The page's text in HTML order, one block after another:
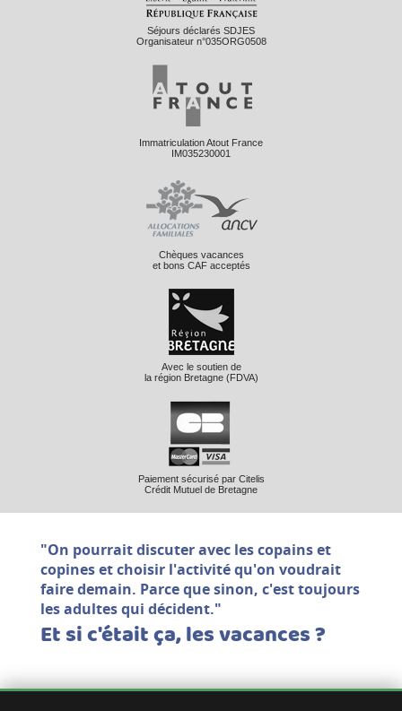
Séjours déclarés SDJES
Organisateur n°035ORG0508
Immatriculation Atout France
IM035230001
Chèques vacances
et bons CAF acceptés
Avec le soutien de
la région Bretagne (FDVA)
Paiement sécurisé par Citelis
Crédit Mutuel de Bretagne
"On pourrait discuter avec les copains et
copines et choisir l'activité qu'on voudrait
faire demain. Parce que sinon, c'est toujours
les adultes qui décident."
Et si c'était ça, les vacances ?